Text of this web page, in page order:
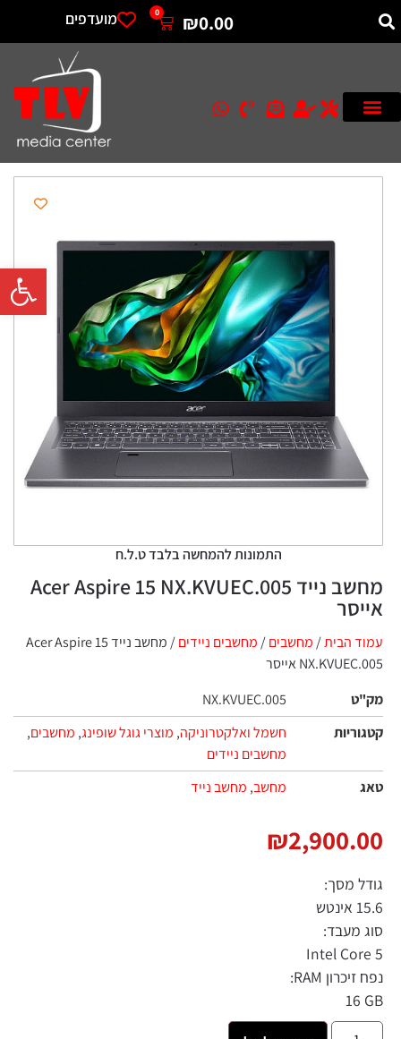
פתח
₪0.00
0 מועדפים
התמונות להמחשה בלבד ט.ל.ח
מחשב נייד Acer Aspire 15 NX.KVUEC.005
אייסר
עמוד הבית/מחשבים/מחשבים ניידים
/ מחשב נייד Acer Aspire 15
NX.KVUEC.005 אייסר
מק"ט
NX.KVUEC.005
קטגוריות
חשמל ואלקטרוניקה, מוצרי גוגל שופינג, מחשבים,
מחשבים ניידים
טאג
מחשב, מחשב נייד
₪2,900.00
גודל מסך:
15.6 אינטש
סוג מעבד:
Intel Core 5
נפח זיכרון RAM:
GB‏ 16